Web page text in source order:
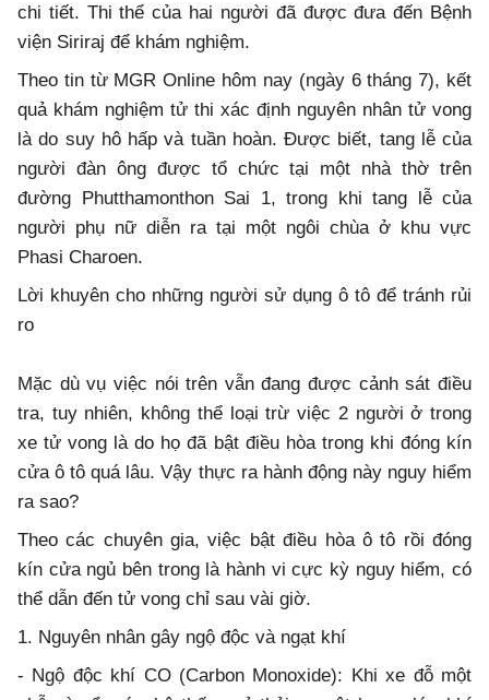
chi tiết. Thi thể của hai người đã được đưa đến Bệnh
viện Siriraj để khám nghiệm.
Theo tin từ MGR Online hôm nay (ngày 6 tháng 7), kết
quả khám nghiệm tử thi xác định nguyên nhân tử vong
là do suy hô hấp và tuần hoàn. Được biết, tang lễ của
người đàn ông được tổ chức tại một nhà thờ trên
đường Phutthamonthon Sai 1, trong khi tang lễ của
người phụ nữ diễn ra tại một ngôi chùa ở khu vực
Phasi Charoen.
Lời khuyên cho những người sử dụng ô tô để tránh rủi
ro
Mặc dù vụ việc nói trên vẫn đang được cảnh sát điều
tra, tuy nhiên, không thể loại trừ việc 2 người ở trong
xe tử vong là do họ đã bật điều hòa trong khi đóng kín
cửa ô tô quá lâu. Vậy thực ra hành động này nguy hiểm
ra sao?
Theo các chuyên gia, việc bật điều hòa ô tô rồi đóng
kín cửa ngủ bên trong là hành vi cực kỳ nguy hiểm, có
thể dẫn đến tử vong chỉ sau vài giờ.
1. Nguyên nhân gây ngộ độc và ngạt khí
- Ngộ độc khí CO (Carbon Monoxide): Khi xe đỗ một